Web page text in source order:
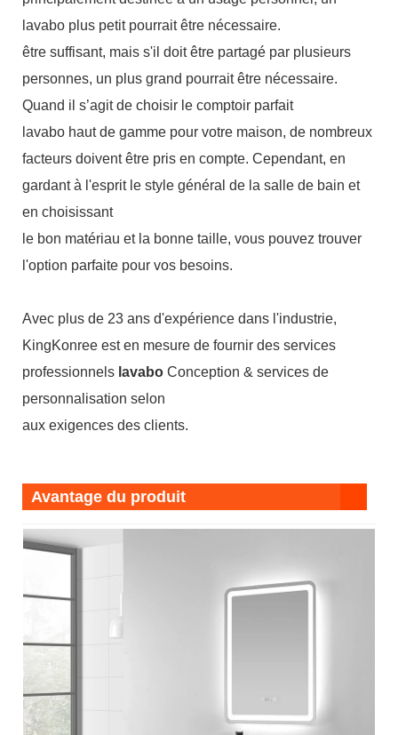
lavabo plus petit pourrait être nécessaire.
être suffisant, mais s'il doit être partagé par plusieurs
personnes, un plus grand pourrait être nécessaire.
Quand il s’agit de choisir le comptoir parfait
lavabo haut de gamme pour votre maison, de nombreux
facteurs doivent être pris en compte. Cependant, en
gardant à l'esprit le style général de la salle de bain et
en choisissant
le bon matériau et la bonne taille, vous pouvez trouver
l'option parfaite pour vos besoins.
Avec plus de 23 ans d'expérience dans l'industrie,
KingKonree est en mesure de fournir des services
professionnels lavabo Conception & services de
personnalisation selon
aux exigences des clients.
Avantage du produit